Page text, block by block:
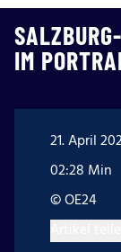
IM
21. April
02:28 Min
© OE24